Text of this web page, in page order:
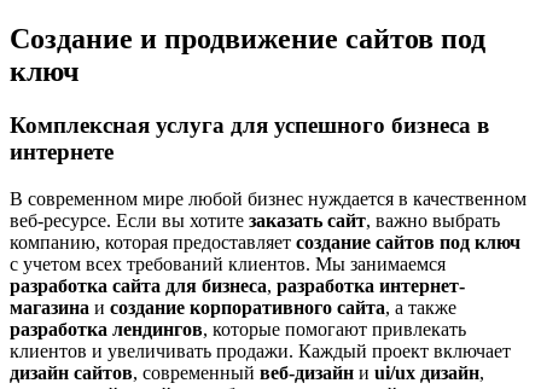
Создание и продвижение сайтов под
ключ
Комплексная услуга для успешного бизнеса в
интернете
В современном мире любой бизнес нуждается в качественном
веб-ресурсе. Если вы хотите заказать сайт, важно выбрать
компанию, которая предоставляет создание сайтов под ключ
с учетом всех требований клиентов. Мы занимаемся
разработка сайта для бизнеса, разработка интернет-
магазина и создание корпоративного сайта, а также
разработка лендингов, которые помогают привлекать
клиентов и увеличивать продажи. Каждый проект включает
дизайн сайтов, современный веб-дизайн и ui/ux дизайн,